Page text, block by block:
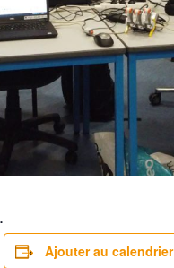
Ajouter au calendrier